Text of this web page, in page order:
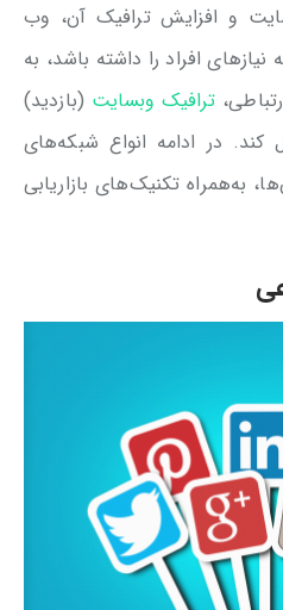
و افزایش ترافیک آن، وب
افراد را داشته باشد، به
ترافیک وبسایت (بازدید)
کند. در ادامه انواع شبکه‌های
به‌همراه تکنیک‌های بازاریابی